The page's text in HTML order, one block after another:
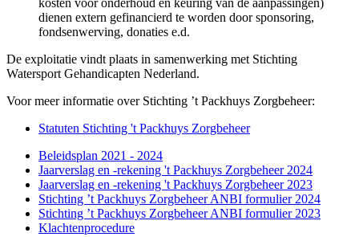
kosten voor onderhoud en keuring van de aanpassingen)
dienen extern gefinancierd te worden door sponsoring,
fondsenwerving, donaties e.d.
De exploitatie vindt plaats in samenwerking met Stichting
Watersport Gehandicapten Nederland.
Voor meer informatie over Stichting ’t Packhuys Zorgbeheer:
Statuten Stichting 't Packhuys Zorgbeheer
Beleidsplan 2021 - 2024
Jaarverslag en -rekening 't Packhuys Zorgbeheer 2024
Jaarverslag en -rekening 't Packhuys Zorgbeheer 2023
Stichting ’t Packhuys Zorgbeheer ANBI formulier 2024
Stichting ’t Packhuys Zorgbeheer ANBI formulier 2023
Klachtenprocedure